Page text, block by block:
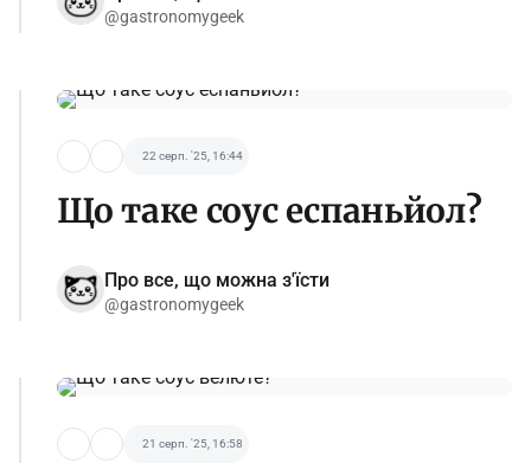
@gastronomygeek
22 серп. '25, 16:44
Що таке соус еспаньйол?
Про все, що можна з'їсти
@gastronomygeek
21 серп. '25, 16:58